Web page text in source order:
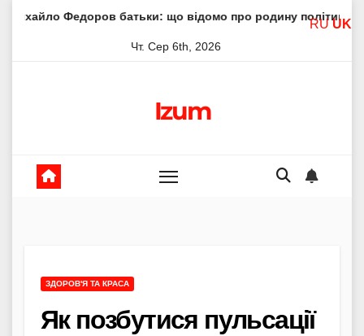
батьки: що відомо про родину політика Молитва
Чт. Сер 6th, 2026
Izum
ЗДОРОВ'Я ТА КРАСА
Як позбутися пульсації
RU UK